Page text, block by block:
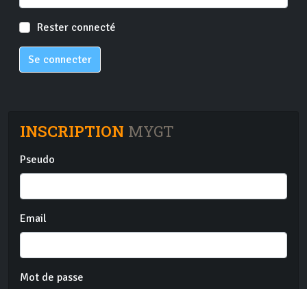
Rester connecté
Se connecter
INSCRIPTION MYGT
Pseudo
Email
Mot de passe